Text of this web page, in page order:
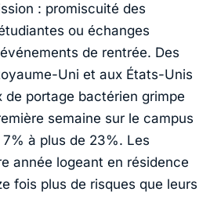
: promiscuité des
ou échanges
de rentrée. Des
Uni et aux États-Unis
de portage bactérien grimpe
semaine sur le campus
à plus de 23%. Les
année logeant en résidence
fois plus de risques que leurs